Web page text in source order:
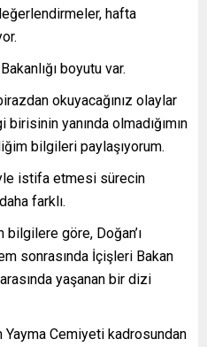
hafta
boyutu var.
okuyacağınız olaylar
birisinin yanında olmadığımın
bilgileri paylaşıyorum.
istifa etmesi sürecin
farklı.
bilgilere göre, Doğan’ı
sonrasında İçişleri Bakan
yaşanan bir dizi
Yayma Cemiyeti kadrosundan